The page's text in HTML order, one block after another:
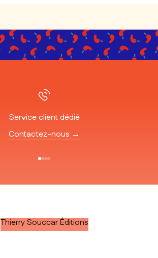
Service client dédié
Contactez-nous →
Thierry Souccar Éditions